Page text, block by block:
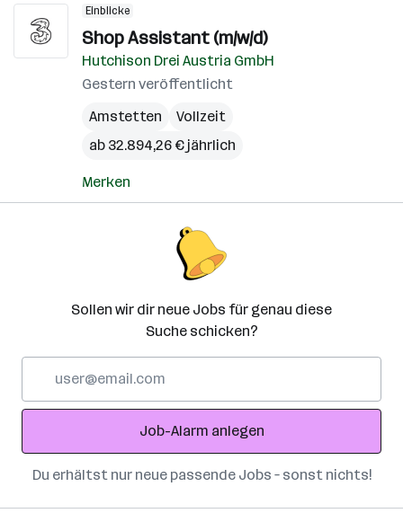
Einblicke
Shop Assistant (m/w/d)
Hutchison Drei Austria GmbH
Gestern veröffentlicht
Amstetten
Vollzeit
ab 32.894,26 € jährlich
Merken
Sollen wir dir neue Jobs für genau diese
Suche schicken?
Adresse
Job-Alarm anlegen
Du erhältst nur neue passende Jobs – sonst nichts!